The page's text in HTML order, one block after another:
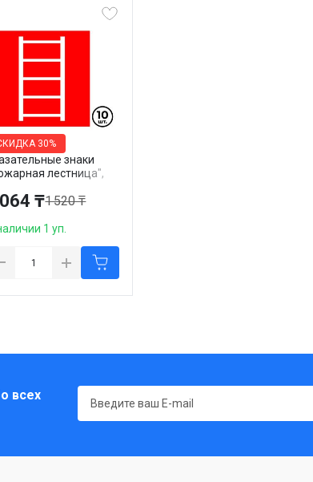
знаки
лестница",
30%
₸1 520 ₸
1 уп.
всех